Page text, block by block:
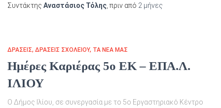
Συντάκτης Αναστάσιος Τόλης , πριν από 2 μήνες
ΔΡΑΣΕΙΣ ΔΡΆΣΕΙΣ ΣΧΟΛΕΊΟΥ ΤΑ ΝΈΑ ΜΑΣ
Ημέρες Καριέρας 5ο ΕΚ – ΕΠΑ.Λ.
ΙΛΙΟΥ
O Δήμος Ιλίου, σε συνεργασία με το 5ο Εργαστηριακό Κέντρο